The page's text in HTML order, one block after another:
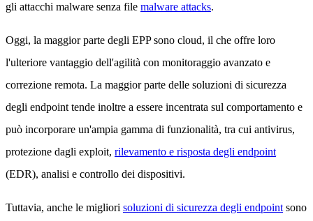
gli attacchi malware senza file malware attacks.
Oggi, la maggior parte degli EPP sono cloud, il che offre loro
l'ulteriore vantaggio dell'agilità con monitoraggio avanzato e
correzione remota. La maggior parte delle soluzioni di sicurezza
degli endpoint tende inoltre a essere incentrata sul comportamento e
può incorporare un'ampia gamma di funzionalità, tra cui antivirus,
protezione dagli exploit, rilevamento e risposta degli endpoint
(EDR), analisi e controllo dei dispositivi.
Tuttavia, anche le migliori soluzioni di sicurezza degli endpoint sono